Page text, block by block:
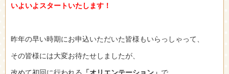
いよいよスタートいたします！
昨年の早い時期にお申込いただいた皆様もいらっしゃって、
その皆様には大変お待たせしましたが、